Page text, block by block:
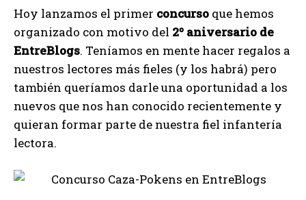
Hoy lanzamos el primer concurso que hemos
organizado con motivo del 2º aniversario de
EntreBlogs. Teníamos en mente hacer regalos a
nuestros lectores más fieles (y los habrá) pero
también queríamos darle una oportunidad a los
nuevos que nos han conocido recientemente y
quieran formar parte de nuestra fiel infantería
lectora.